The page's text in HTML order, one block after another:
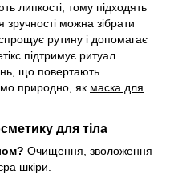
липкості, тому підходять
можна зібрати
рутину і допомагає
підтримує ритуал
що повертають
природно, як маска для
для тіла
Очищення, зволоження
шкіри.